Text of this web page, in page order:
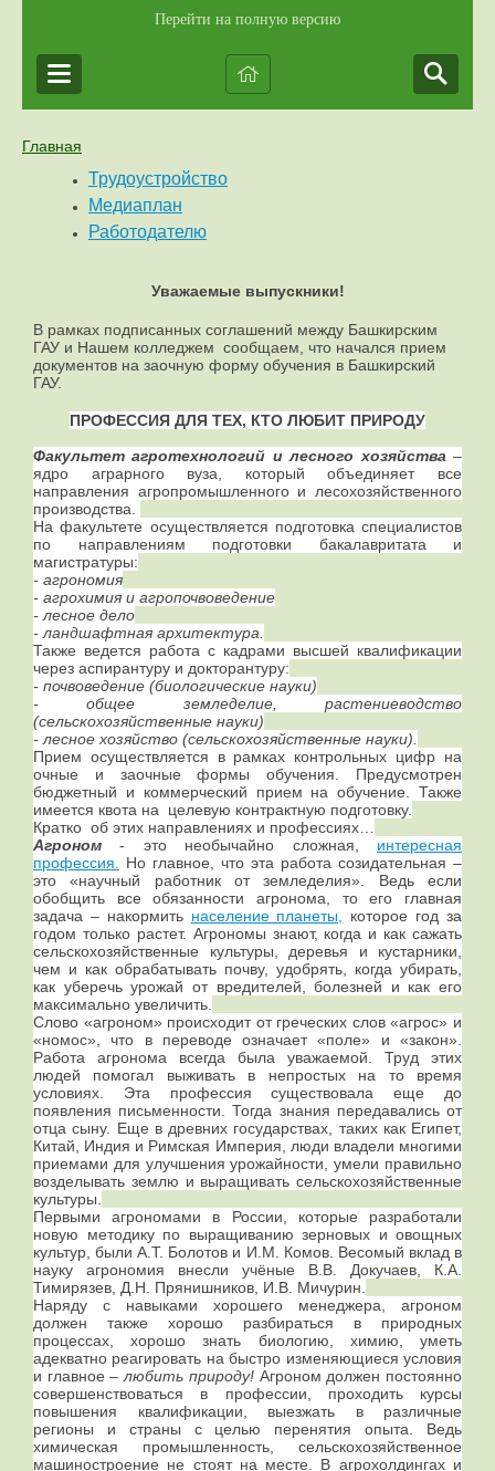
Перейти на полную версию
Главная
Трудоустройство
Медиаплан
Работодателю
Уважаемые выпускники!
В рамках подписанных соглашений между Башкирским
ГАУ и Нашем колледжем сообщаем, что начался прием
документов на заочную форму обучения в Башкирский
ГАУ.
ПРОФЕССИЯ ДЛЯ ТЕХ, КТО ЛЮБИТ ПРИРОДУ
Факультет агротехнологий и лесного хозяйства–
ядро аграрного вуза, который объединяет все
направления агропромышленного и лесохозяйственного
производства.
На факультете осуществляется подготовка специалистов
по направлениям подготовки бакалавритата и
магистратуры:
- агрономия
- агрохимия и агропочвоведение
- лесное дело
- ландшафтная архитектура.
Также ведется работа с кадрами высшей квалификации
через аспирантуру и докторантуру:
- почвоведение (биологические науки)
- общее земледелие, растениеводство
(сельскохозяйственные науки)
- лесное хозяйство (сельскохозяйственные науки).
Прием осуществляется в рамках контрольных цифр на
очные и заочные формы обучения. Предусмотрен
бюджетный и коммерческий прием на обучение. Также
имеется квота на целевую контрактную подготовку.
Кратко об этих направлениях и профессиях…
Агроном - это необычайно сложная, интересная
профессия. Но главное, что эта работа созидательная –
это «научный работник от земледелия». Ведь если
обобщить все обязанности агронома, то его главная
задача – накормить население планеты, которое год за
годом только растет. Агрономы знают, когда и как сажать
сельскохозяйственные культуры, деревья и кустарники,
чем и как обрабатывать почву, удобрять, когда убирать,
как уберечь урожай от вредителей, болезней и как его
максимально увеличить.
Слово «агроном» происходит от греческих слов «агрос» и
«номос», что в переводе означает «поле» и «закон».
Работа агронома всегда была уважаемой. Труд этих
людей помогал выживать в непростых на то время
условиях. Эта профессия существовала еще до
появления письменности. Тогда знания передавались от
отца сыну. Еще в древних государствах, таких как Египет,
Китай, Индия и Римская Империя, люди владели многими
приемами для улучшения урожайности, умели правильно
возделывать землю и выращивать сельскохозяйственные
культуры.
Первыми агрономами в России, которые разработали
новую методику по выращиванию зерновых и овощных
культур, были А.Т. Болотов и И.М. Комов. Весомый вклад в
науку агрономия внесли учёные В.В. Докучаев, К.А.
Тимирязев, Д.Н. Прянишников, И.В. Мичурин.
Наряду с навыками хорошего менеджера, агроном
должен также хорошо разбираться в природных
процессах, хорошо знать биологию, химию, уметь
адекватно реагировать на быстро изменяющиеся условия
и главное – любить природу!Агроном должен постоянно
совершенствоваться в профессии, проходить курсы
повышения квалификации, выезжать в различные
регионы и страны с целью перенятия опыта. Ведь
химическая промышленность, сельскохозяйственное
машиностроение не стоят на месте. В агрохолдингах и